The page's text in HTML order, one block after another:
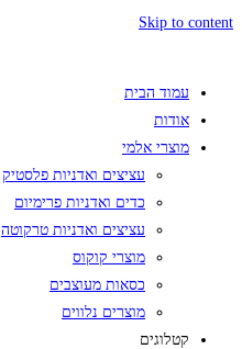
Skip to content
עמוד הבית
אודות
מוצרי אלמי
עציצים ואדניות פלסטיק
כדים ואדניות פרימיום
עציצים ואדניות טרקוטה
מוצרי קוקוס
כסאות מעוצבים
מוצרים נלווים
קטלוגים